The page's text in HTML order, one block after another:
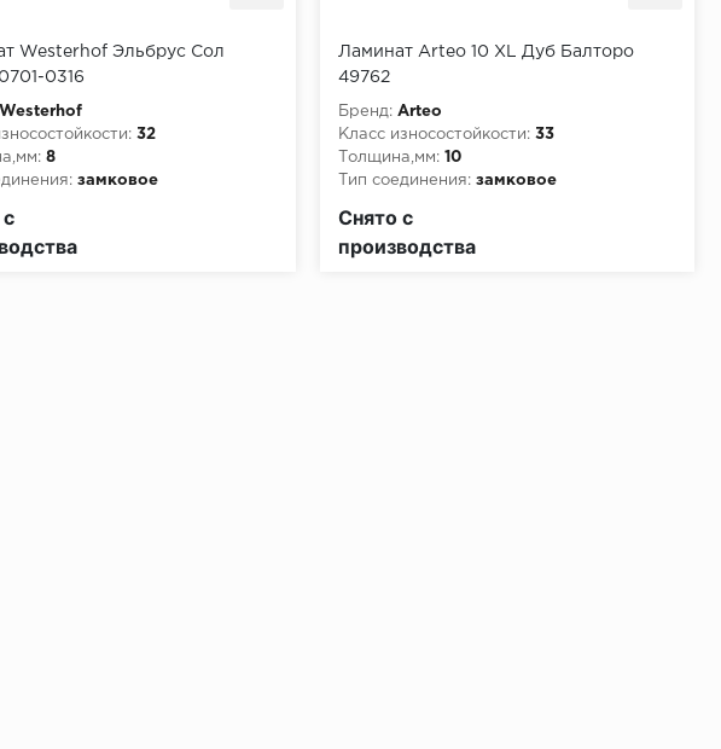
Westerhof Эльбрус Сол
0316
Westerhof
32
8
замковое
Ламинат Arteo 10 XL Дуб Балторо
49762
Бренд: Arteo
Класс износостойкости: 33
Толщина,мм: 10
Тип соединения: замковое
Снято с
производства